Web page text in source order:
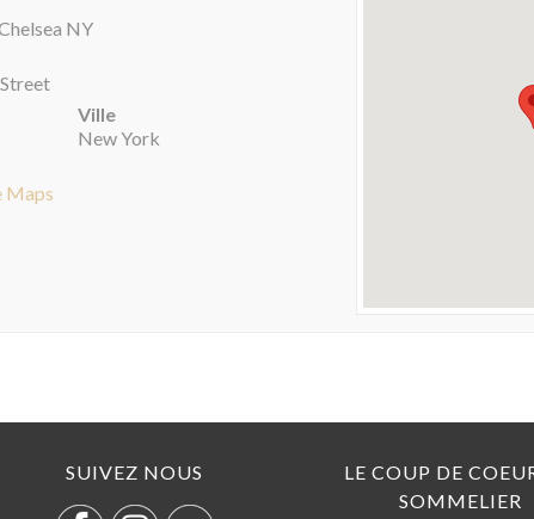
NY
Ville
New York
Maps
SUIVEZ NOUS
LE COUP DE
SOMMELIER